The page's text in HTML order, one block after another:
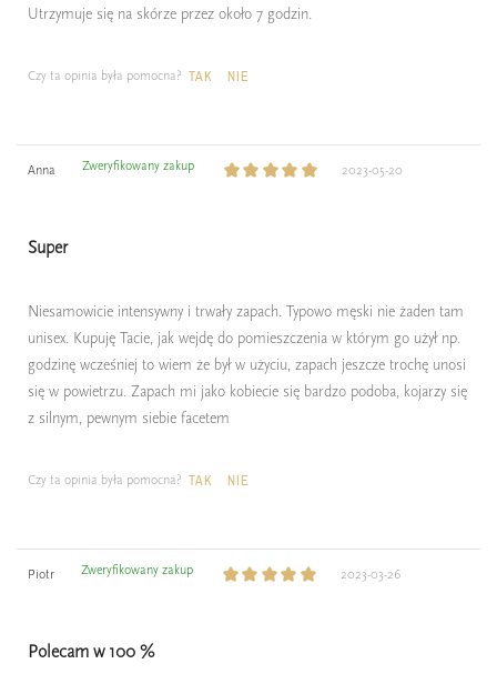
Utrzymuje się na skórze przez około 7 godzin.
Czy ta opinia była pomocna? TAK NIE
Anna Zweryfikowany zakup 2023-05-20
Super
Niesamowicie intensywny i trwały zapach. Typowo męski nie żaden tam
unisex. Kupuję Tacie, jak wejdę do pomieszczenia w którym go użył np.
godzinę wcześniej to wiem że był w użyciu, zapach jeszcze trochę unosi
się w powietrzu. Zapach mi jako kobiecie się bardzo podoba, kojarzy się
z silnym, pewnym siebie facetem
Czy ta opinia była pomocna? TAK NIE
Piotr Zweryfikowany zakup 2023-03-26
Polecam w 100 %